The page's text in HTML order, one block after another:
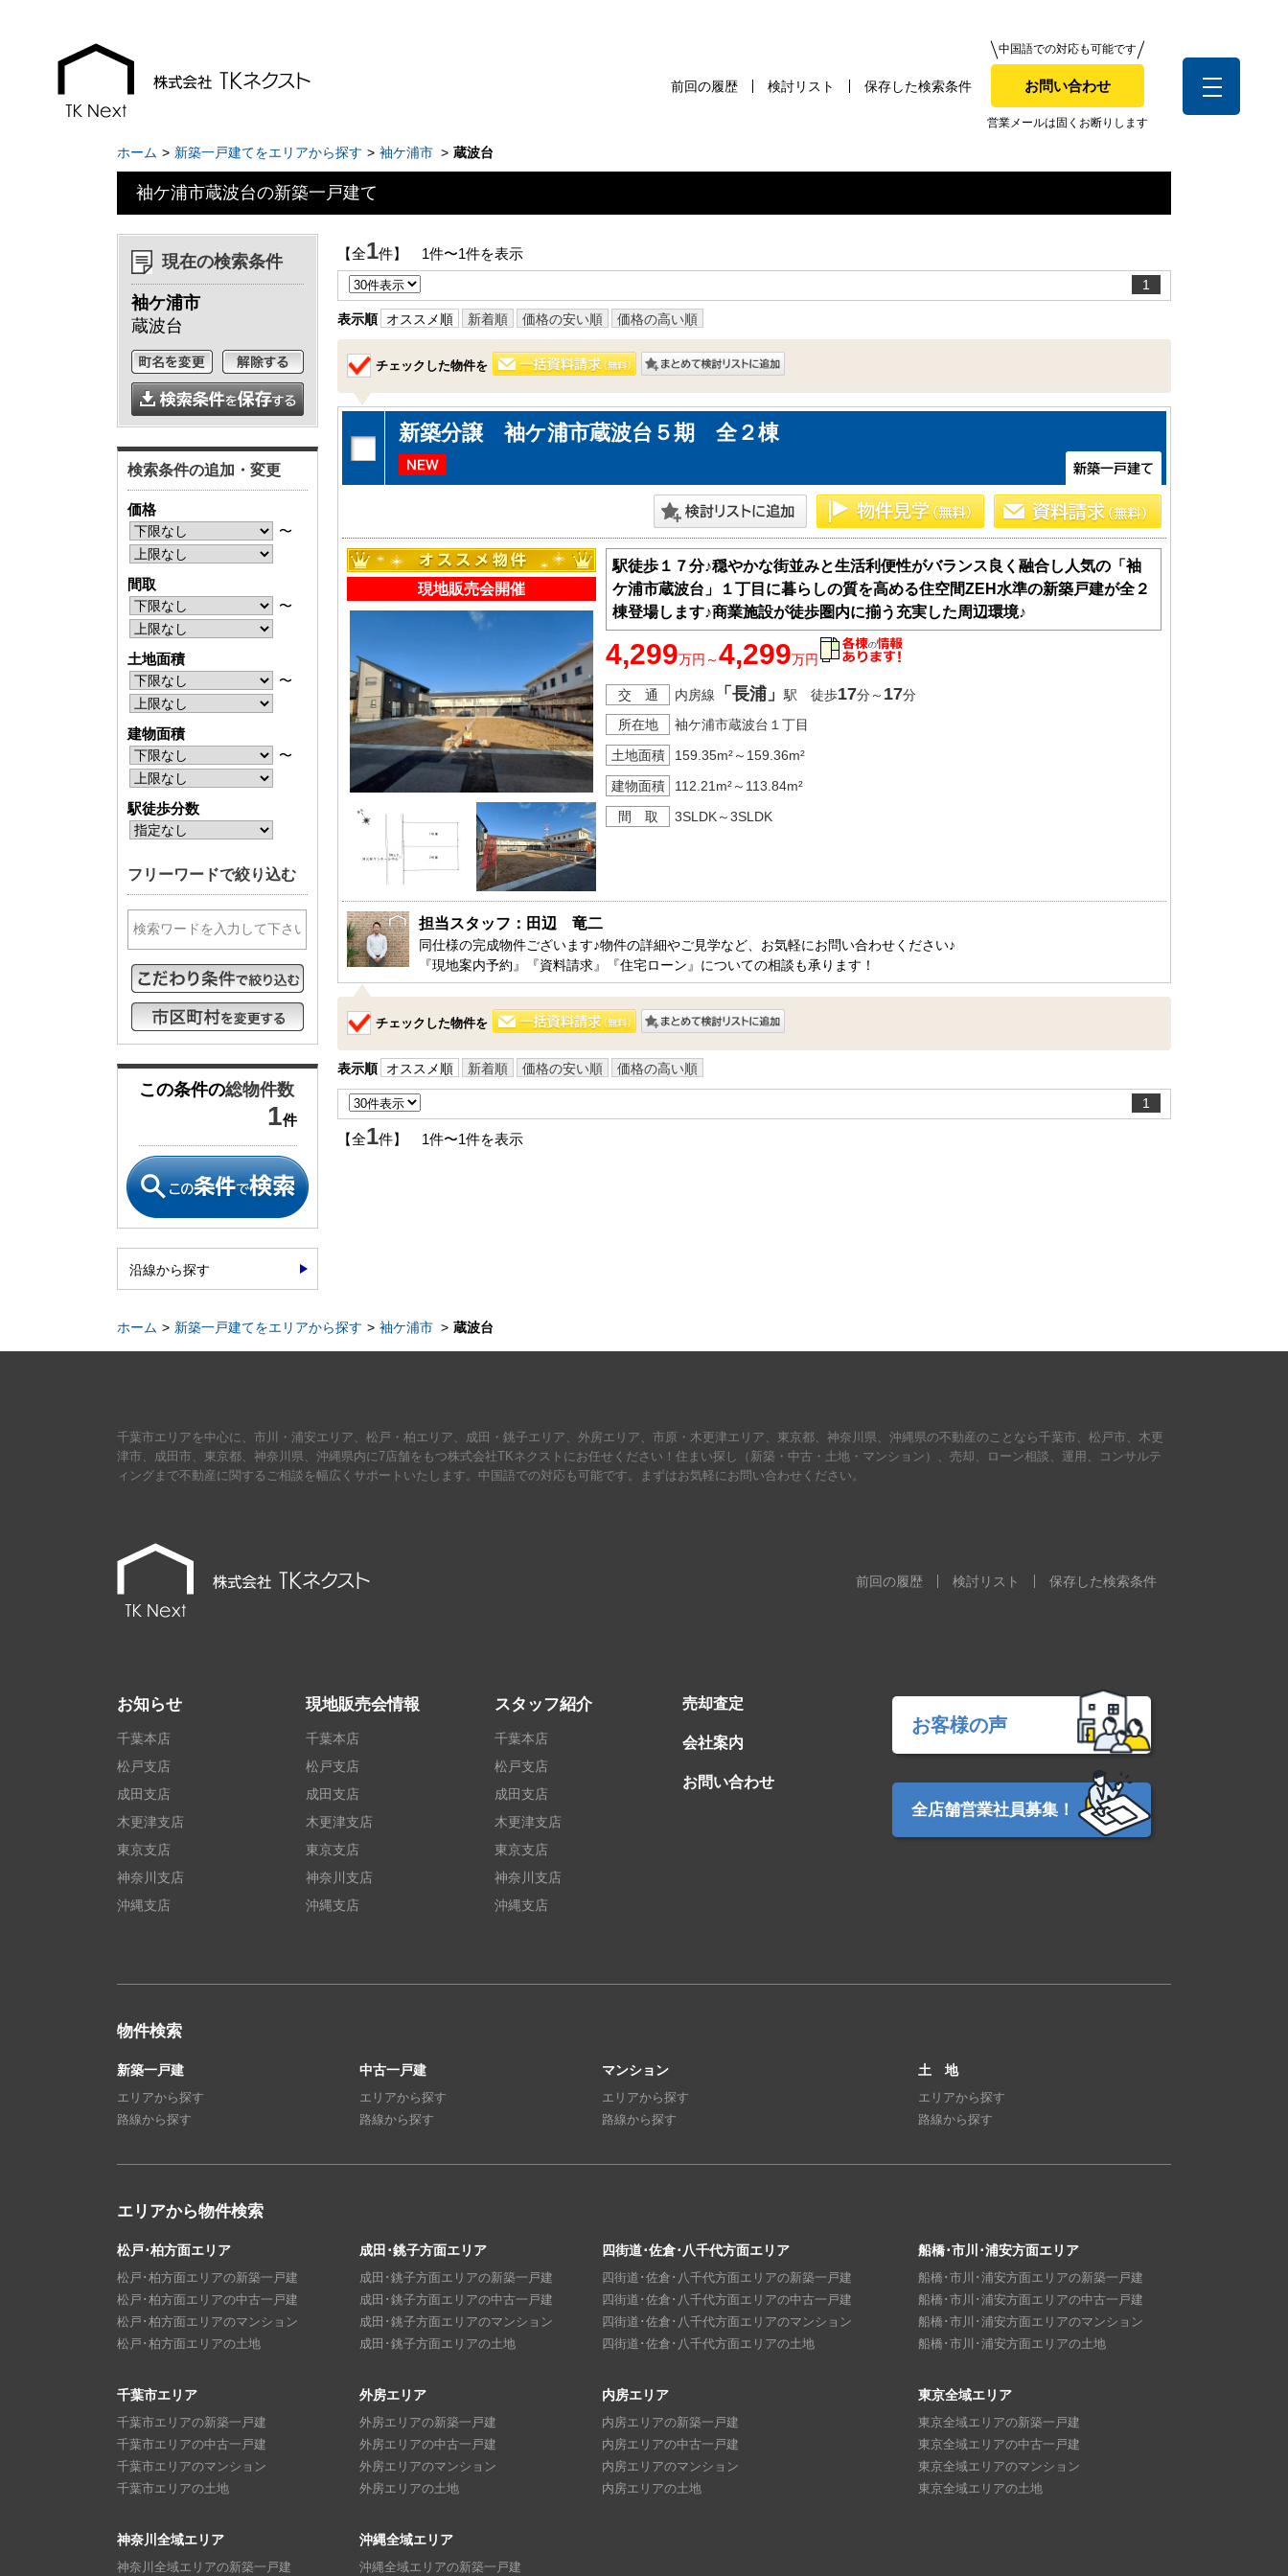
前回の履歴 検討リスト 保存した検索条件
中国語での対応も可能です
お問い合わせ
営業メールは固くお断りします
ホーム 新築一戸建てをエリアから探す 袖ケ浦市 蔵波台
袖ケ浦市蔵波台の新築一戸建て
【全1件】 1件〜1件を表示
1
表示順 オススメ順 新着順 価格の安い順 価格の高い順
チェックした物件を
新築分譲 袖ケ浦市蔵波台５期 全２棟
現地販売会開催
駅徒歩１７分♪穏やかな街並みと生活利便性がバランス良く融合し人気の「袖
ケ浦市蔵波台」１丁目に暮らしの質を高める住空間ZEH水準の新築戸建が全２
棟登場します♪商業施設が徒歩圏内に揃う充実した周辺環境♪
4,299万円～4,299万円
交 通 内房線 「長浦」駅 徒歩17分～ 17分
所在地
袖ケ浦市蔵波台１丁目
土地面積
159.35m²～159.36m²
建物面積
112.21m²～113.84m²
間 取
3SLDK～3SLDK
担当スタッフ：田辺　竜二
同仕様の完成物件ございます♪物件の詳細やご見学など、お気軽にお問い合わせください♪
『現地案内予約』『資料請求』『住宅ローン』についての相談も承ります！
チェックした物件を
表示順 オススメ順 新着順 価格の安い順 価格の高い順
1
【全1件】 1件〜1件を表示
現在の検索条件
袖ケ浦市
蔵波台
検索条件の追加・変更
価格
〜
間取
〜
土地面積
〜
建物面積
〜
駅徒歩分数
フリーワードで絞り込む
この条件の総物件数
1件
沿線から探す
ホーム 新築一戸建てをエリアから探す 袖ケ浦市 蔵波台
千葉市エリアを中心に、市川・浦安エリア、松戸・柏エリア、成田・銚子エリア、外房エリア、市原・木更津エリア、東京都、神奈川県、沖縄県の不動産のことなら千葉市、松戸市、木更
津市、成田市、東京都、神奈川県、沖縄県内に7店舗をもつ株式会社TKネクストにお任せください！住まい探し（新築・中古・土地・マンション）、売却、ローン相談、運用、コンサルテ
ィングまで不動産に関するご相談を幅広くサポートいたします。中国語での対応も可能です。まずはお気軽にお問い合わせください。
前回の履歴 検討リスト 保存した検索条件
お知らせ
千葉本店
松戸支店
成田支店
木更津支店
東京支店
神奈川支店
沖縄支店
現地販売会情報
千葉本店
松戸支店
成田支店
木更津支店
東京支店
神奈川支店
沖縄支店
スタッフ紹介
千葉本店
松戸支店
成田支店
木更津支店
東京支店
神奈川支店
沖縄支店
売却査定
会社案内
お問い合わせ
お客様の声
全店舗営業社員募集！
物件検索
新築一戸建
エリアから探す
路線から探す
中古一戸建
エリアから探す
路線から探す
マンション
エリアから探す
路線から探す
土 地
エリアから探す
路線から探す
エリアから物件検索
松戸･柏方面エリア
松戸･柏方面エリアの新築一戸建
松戸･柏方面エリアの中古一戸建
松戸･柏方面エリアのマンション
松戸･柏方面エリアの土地
成田･銚子方面エリア
成田･銚子方面エリアの新築一戸建
成田･銚子方面エリアの中古一戸建
成田･銚子方面エリアのマンション
成田･銚子方面エリアの土地
四街道･佐倉･八千代方面エリア
四街道･佐倉･八千代方面エリアの新築一戸建
四街道･佐倉･八千代方面エリアの中古一戸建
四街道･佐倉･八千代方面エリアのマンション
四街道･佐倉･八千代方面エリアの土地
船橋･市川･浦安方面エリア
船橋･市川･浦安方面エリアの新築一戸建
船橋･市川･浦安方面エリアの中古一戸建
船橋･市川･浦安方面エリアのマンション
船橋･市川･浦安方面エリアの土地
千葉市エリア
千葉市エリアの新築一戸建
千葉市エリアの中古一戸建
千葉市エリアのマンション
千葉市エリアの土地
外房エリア
外房エリアの新築一戸建
外房エリアの中古一戸建
外房エリアのマンション
外房エリアの土地
内房エリア
内房エリアの新築一戸建
内房エリアの中古一戸建
内房エリアのマンション
内房エリアの土地
東京全域エリア
東京全域エリアの新築一戸建
東京全域エリアの中古一戸建
東京全域エリアのマンション
東京全域エリアの土地
神奈川全域エリア
神奈川全域エリアの新築一戸建
沖縄全域エリア
沖縄全域エリアの新築一戸建
中国語での対応も可能です
お問い合わせ
千葉本店
松戸支店
成田支店
木更津支店
東京支店
神奈川支店
沖縄支店
現地販売会情報
千葉本店
松戸支店
成田支店
木更津支店
東京支店
神奈川支店
スタッフ紹介
松戸支店
成田支店
東京支店
神奈川支店
お問い合わせ
サイトマップ
プライバシーポリシー
お客様の声
物件検索
新築一戸建
エリアから探す
中古一戸建
エリアから探す
路線から探す
マンション
エリアから探す
路線から探す
エリアから物件検索
松戸･柏方面エリアの新築一戸建
松戸･柏方面エリアの中古一戸建
松戸･柏方面エリアのマンション
成田･銚子方面エリア
成田･銚子方面エリアの新築一戸建
成田･銚子方面エリアの中古一戸建
成田･銚子方面エリアのマンション
成田･銚子方面エリアの土地
四街道･佐倉･八千代方面エリアの中古一戸建
四街道･佐倉･八千代方面エリアの土地
船橋･市川･浦安方面エリアの中古一戸建
船橋･市川･浦安方面エリアの土地
千葉市エリア
千葉市エリアの新築一戸建
千葉市エリアの中古一戸建
千葉市エリアのマンション
千葉市エリアの土地
外房エリア
外房エリアの新築一戸建
外房エリアのマンション
外房エリアの土地
内房エリア
内房エリアの新築一戸建
内房エリアのマンション
内房エリアの土地
東京全域エリア
東京全域エリアの土地
神奈川全域エリアの新築一戸建
神奈川全域エリアの中古一戸建
神奈川全域エリアのマンション
神奈川全域エリアの土地
沖縄全域エリア